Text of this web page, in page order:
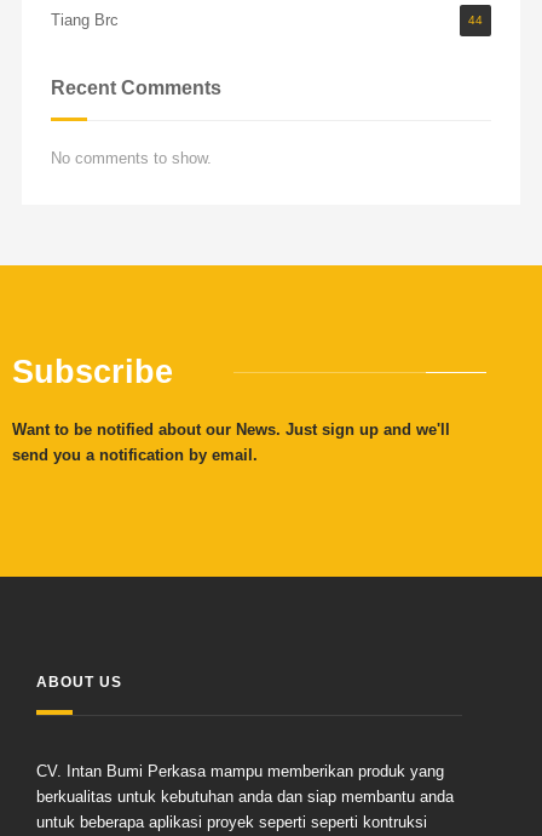
Tiang Brc 44
Recent Comments
No comments to show.
Subscribe
Want to be notified about our News. Just sign up and we'll
send you a notification by email.
ABOUT US
CV. Intan Bumi Perkasa mampu memberikan produk yang
berkualitas untuk kebutuhan anda dan siap membantu anda
untuk beberapa aplikasi proyek seperti seperti kontruksi